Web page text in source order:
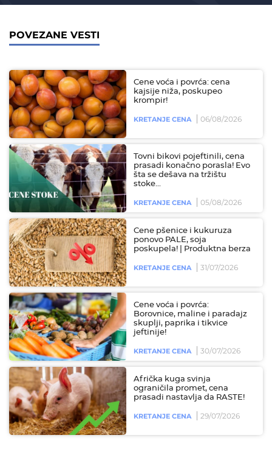
POVEZANE VESTI
Cene voća i povrća: cena
kajsije niža, poskupeo
krompir!
KRETANJE CENA 06/08/2026
Tovni bikovi pojeftinili, cena
prasadi konačno porasla! Evo
šta se dešava na tržištu
stoke...
KRETANJE CENA 05/08/2026
Cene pšenice i kukuruza
ponovo PALE, soja
poskupela! | Produktna berza
KRETANJE CENA 31/07/2026
Cene voća i povrća:
Borovnice, maline i paradajz
skuplji, paprika i tikvice
jeftinije!
KRETANJE CENA 30/07/2026
Afrička kuga svinja
ograničila promet, cena
prasadi nastavlja da RASTE!
KRETANJE CENA 29/07/2026